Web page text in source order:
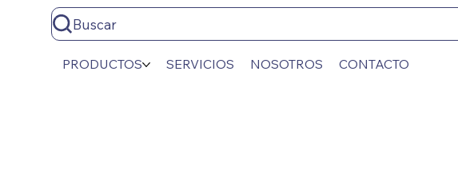
Buscar
PRODUCTOS SERVICIOS NOSOTROS CONTACTO